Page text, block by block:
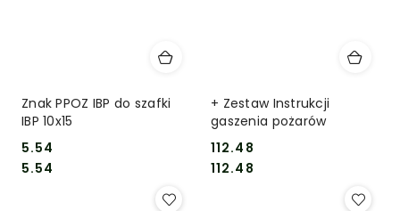
Znak PPOZ IBP do szafki
IBP 10x15
Cena:
5.54
Cena:
5.54
+ Zestaw Instrukcji
gaszenia pożarów
Cena:
112.48
Cena:
112.48